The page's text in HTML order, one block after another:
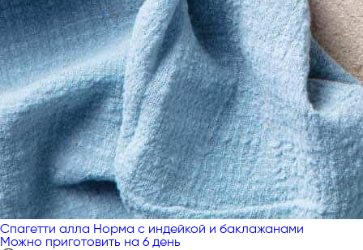
Спагетти алла Норма с индейкой и баклажанами
Можно приготовить на 6 день